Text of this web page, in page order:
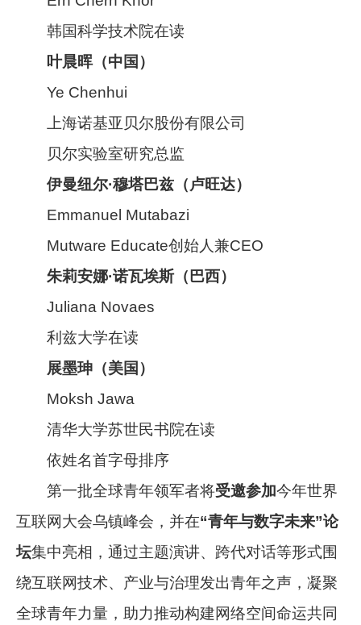
韩国科学技术院在读
叶晨晖（中国）
Ye Chenhui
上海诺基亚贝尔股份有限公司
贝尔实验室研究总监
伊曼纽尔·穆塔巴兹 （卢旺达）
Emmanuel Mutabazi
Mutware Educate创始人兼CEO
朱莉安娜·诺瓦埃斯（巴西）
Juliana Novaes
利兹大学在读
展墨珅 （美国）
Moksh Jawa
清华大学苏世民书院在读
依姓名首字母排序
第一批全球青年领军者将受邀参加今年世界
互联网大会乌镇峰会，并在“青年与数字未来”论
坛集中亮相，通过主题演讲、跨代对话等形式围
绕互联网技术、产业与治理发出青年之声，凝聚
全球青年力量，助力推动构建网络空间命运共同